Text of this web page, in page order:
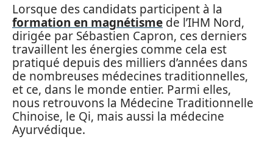
Lorsque des candidats participent à la
formation en magnétisme de l’IHM Nord,
dirigée par Sébastien Capron, ces derniers
travaillent les énergies comme cela est
pratiqué depuis des milliers d’années dans
de nombreuses médecines traditionnelles,
et ce, dans le monde entier. Parmi elles,
nous retrouvons la Médecine Traditionnelle
Chinoise, le Qi, mais aussi la médecine
Ayurvédique.